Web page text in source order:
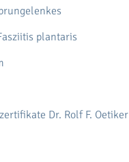
plantaris
Dr. Rolf F. Oetiker